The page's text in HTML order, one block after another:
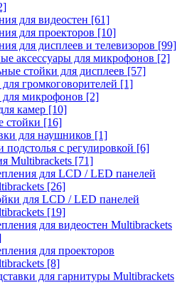
для видеостен [61]
для проекторов [10]
для дисплеев и телевизоров [99]
аксессуары для микрофонов [2]
стойки для дисплеев [57]
громкоговорителей [1]
микрофонов [2]
камер [10]
стойки [16]
для наушников [1]
с регулировкой [6]
Multibrackets [71]
для LCD / LED панелей
[26]
для LCD / LED панелей
[19]
для видеостен Multibrackets
для проекторов
[8]
для гарнитуры Multibrackets